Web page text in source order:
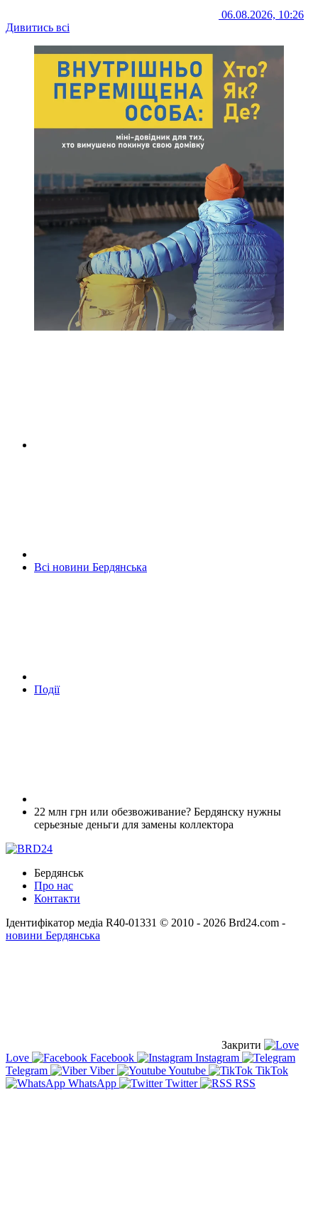
06.08.2026, 10:26
Дивитись всі
Всі новини Бердянська
Події
22 млн грн или обезвоживание? Бердянску нужны
серьезные деньги для замены коллектора
Бердянськ
Про нас
Контакти
Ідентифікатор медіа R40-01331 © 2010 - 2026 Brd24.com -
новини Бердянська
Закрити
Love
Facebook
Instagram
Telegram
Viber Youtube
TikTok
WhatsApp
Twitter RSS